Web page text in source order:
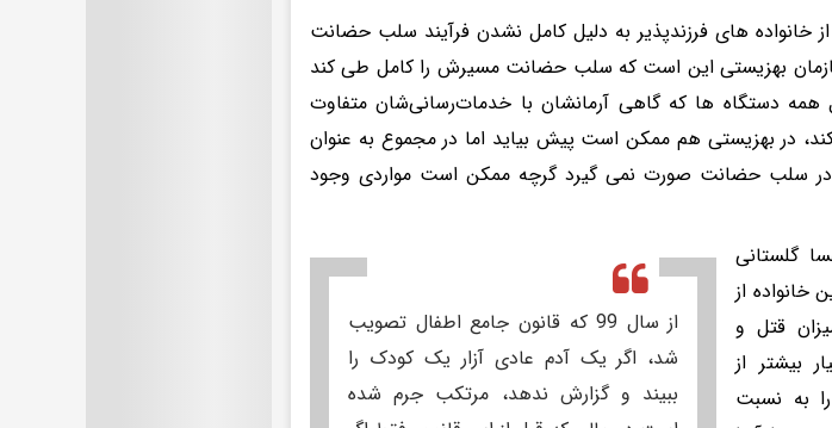
خانواده های فرزندپذیر به دلیل کامل نشدن فرآیند سلب حضانت
سازمان بهزیستی این است که سلب حضانت مسیرش را کامل طی کند
دستگاه ها که گاهی آرمانشان با خدمات‌رسانی‌شان متفاوت
در بهزیستی هم ممکن است پیش بیاید اما در مجموع به عنوان
سلب حضانت صورت نمی گیرد گرچه ممکن است مواردی وجود
از سال 99 که قانون جامع اطفال تصویب
شد، اگر یک آدم عادی آزار یک کودک را
ببیند و گزارش ندهد، مرتکب جرم شده
گلستانی
از
قتل و
بیشتر از
به نسبت